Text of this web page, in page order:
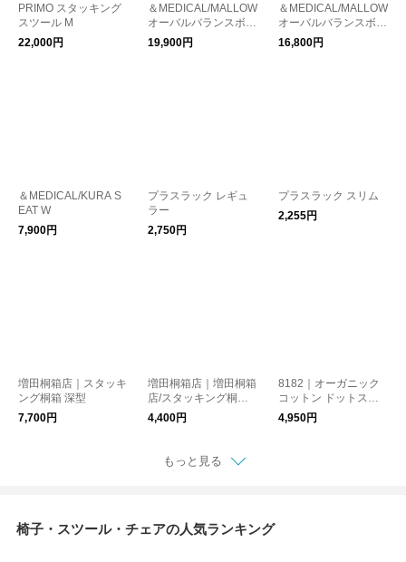
PRIMO スタッキング
スツール M
22,000円
＆MEDICAL/MALLOW
オーバルバランスボー
ル ミニ ニット
19,900円
＆MEDICAL/MALLOW
オーバルバランスボー
ル ミニ スタンダード
16,800円
＆MEDICAL/KURA S
EAT W
7,900円
プラスラック レギュ
ラー
2,750円
プラスラック スリム
2,255円
増田桐箱店｜スタッキ
ング桐箱 深型
7,700円
増田桐箱店｜増田桐箱
店/スタッキング桐箱
浅型
4,400円
8182｜オーガニック
コットン ドットスモ
ールイブル
4,950円
もっと見る
椅子・スツール・チェアの人気ランキング